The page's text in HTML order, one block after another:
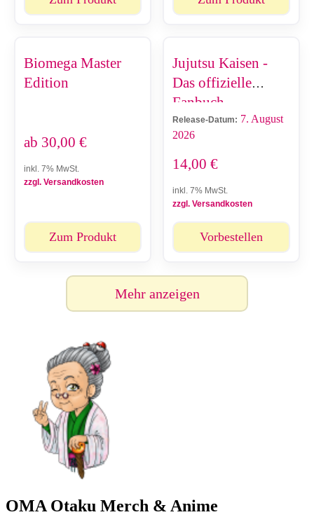
Biomega Master
Edition
ab 30,00 €
inkl. 7% MwSt.
zzgl. Versandkosten
Zum Produkt
Jujutsu Kaisen -
Das offizielle
Fanbuch
Release-Datum: 7. August
2026
14,00 €
inkl. 7% MwSt.
zzgl. Versandkosten
Vorbestellen
Mehr anzeigen
OMA Otaku Merch & Anime